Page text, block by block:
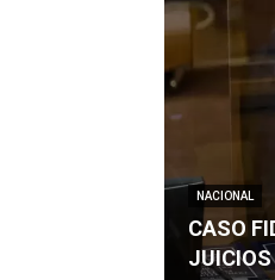
NACIONAL
CASO